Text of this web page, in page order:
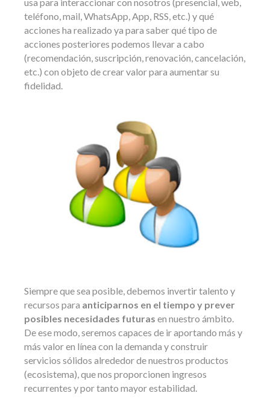
teléfono, mail, WhatsApp, App, RSS, etc.) y qué
acciones ha realizado ya para saber qué tipo de
acciones posteriores podemos llevar a cabo
(recomendación, suscripción, renovación, cancelación,
etc.) con objeto de crear valor para aumentar su
fidelidad.
Siempre que sea posible, debemos invertir talento y
recursos para anticiparnos en el tiempo y prever
posibles necesidades futuras en nuestro ámbito.
De ese modo, seremos capaces de ir aportando más y
más valor en línea con la demanda y construir
servicios sólidos alrededor de nuestros productos
(ecosistema), que nos proporcionen ingresos
recurrentes y por tanto mayor estabilidad.